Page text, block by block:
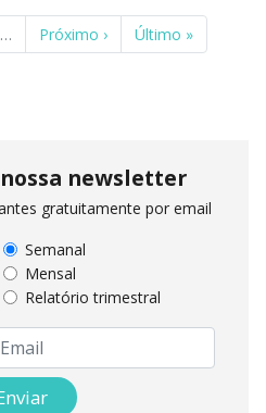
… Próximo › Último »
newsletter
gratuitamente por email
Semanal
Mensal
Relatório trimestral